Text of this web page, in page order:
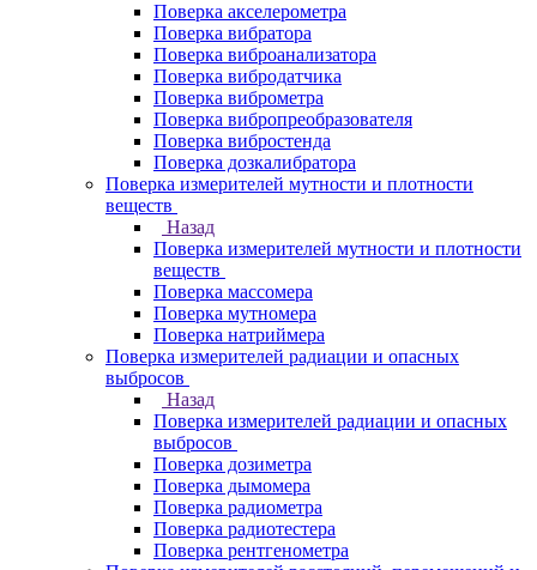
Поверка акселерометра
Поверка вибратора
Поверка виброанализатора
Поверка вибродатчика
Поверка виброметра
Поверка вибропреобразователя
Поверка вибростенда
Поверка дозкалибратора
Поверка измерителей мутности и плотности
веществ
Назад
Поверка измерителей мутности и плотности
веществ
Поверка массомера
Поверка мутномера
Поверка натриймера
Поверка измерителей радиации и опасных
выбросов
Назад
Поверка измерителей радиации и опасных
выбросов
Поверка дозиметра
Поверка дымомера
Поверка радиометра
Поверка радиотестера
Поверка рентгенометра